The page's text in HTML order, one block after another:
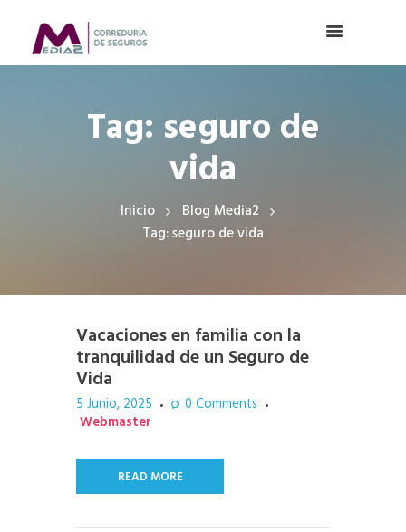
Tag: seguro de
vida
Inicio
Blog Media2
Tag: seguro de vida
Vacaciones en familia con la
tranquilidad de un Seguro de
Vida
5 Junio, 2025 0 Comments
Webmaster
READ MORE